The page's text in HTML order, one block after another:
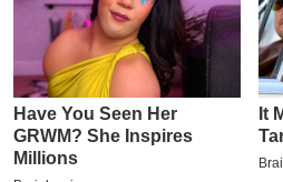
म
ई
-
पे